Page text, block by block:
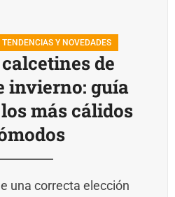
TENDENCIAS Y NOVEDADES
de
invierno: guía
más cálidos
una correcta elección